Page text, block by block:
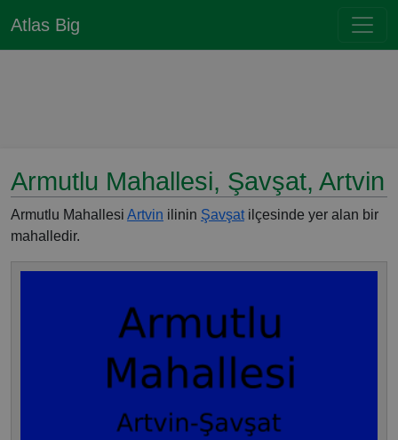
Atlas Big
Armutlu Mahallesi, Şavşat, Artvin
Armutlu Mahallesi Artvin ilinin Şavşatilçesinde yer alan bir
mahalledir.